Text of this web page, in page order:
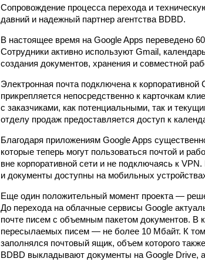
Сопровождение процесса перехода и
давний и надежный партнер агентства BDBD.
В настоящее время на Google Apps переведено
Сотрудники активно используют Gmail,
создания документов, хранения и совместной
Электронная почта подключена к
прикрепляется непосредственно к карточкам
с заказчиками, как потенциальными, так и
отделу продаж предоставляется доступ к
Благодаря приложениям Google Apps
которые теперь могут пользоваться почтой и
вне корпоративной сети и не подключаясь к
и документы доступны на мобильных
Еще один положительный момент проекта —
До перехода на облачные сервисы Google
почте писем с объемным пакетом документов. В
пересылаемых писем — не более 10 Мбайт. К
заполнялся почтовый ящик, объем которого
BDBD выкладывают документы на Google Drive,